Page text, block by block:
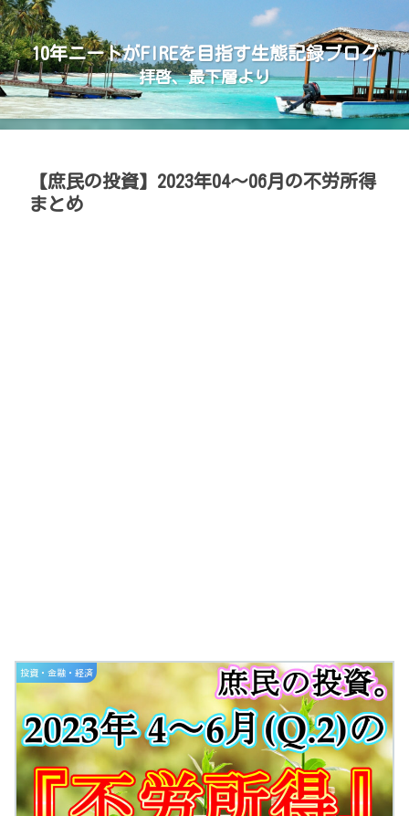
10年ニートがFIREを目指す生態記録ブログ
拝啓、最下層より
【庶民の投資】2023年04～06月の不労所得
まとめ
投資・金融・経済